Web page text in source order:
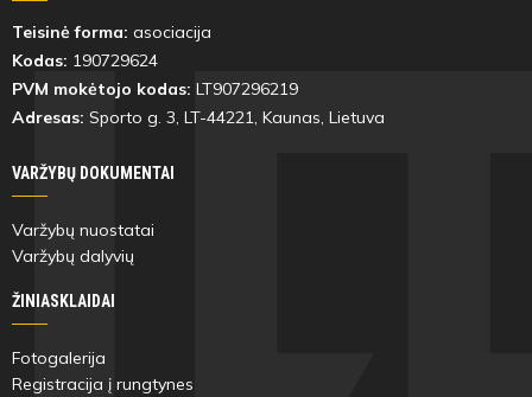
Teisinė forma: asociacija
Kodas: 190729624
PVM mokėtojo kodas: LT907296219
Adresas: Sporto g. 3, LT-44221, Kaunas, Lietuva
VARŽYBŲ DOKUMENTAI
Varžybų nuostatai
Varžybų dalyvių
ŽINIASKLAIDAI
Fotogalerija
Registracija į rungtynes